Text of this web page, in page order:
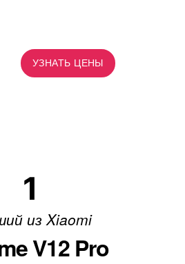
УЗНАТЬ ЦЕНЫ
1
из Xiaomi
V12 Pro